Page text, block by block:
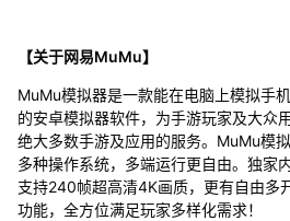
【关于网易MuMu】
MuMu模拟器是一款能在电脑上模拟手
的安卓模拟器软件，为手游玩家及大众
绝大多数手游及应用的服务。MuMu模
多种操作系统，多端运行更自由。独家
支持240帧超高清4K画质，更有自由多
功能，全方位满足玩家多样化需求！